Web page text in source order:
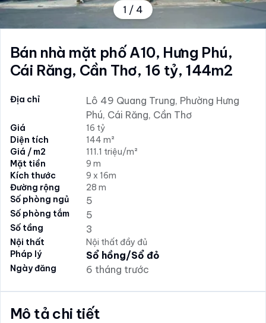
1 / 4
Bán nhà mặt phố A10, Hưng Phú,
Cái Răng, Cần Thơ, 16 tỷ, 144m2
Địa chỉ
Lô 49 Quang Trung, Phường Hưng
Phú, Cái Răng, Cần Thơ
Giá
16 tỷ
Diện tích
144 m²
Giá / m2
111.1 triệu/m²
Mặt tiền
9 m
Kích thước
9 x 16m
Đường rộng
28 m
Số phòng ngủ
5
Số phòng tắm 5
Số tầng 3
Nội thất
Nội thất đầy đủ
Pháp lý
Sổ hồng/Sổ đỏ
Ngày đăng 6 tháng trước
Mô tả chi tiết